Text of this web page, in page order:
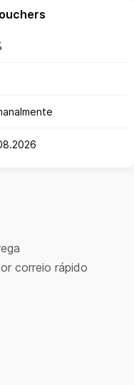
correio rápido